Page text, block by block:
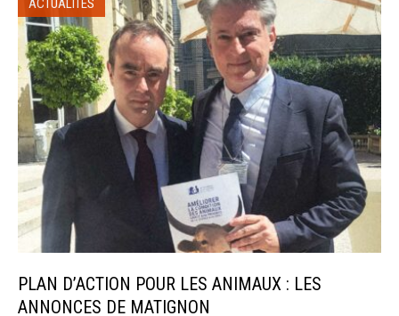
ACTUALITÉS
PLAN D’ACTION POUR LES ANIMAUX : LES
ANNONCES DE MATIGNON